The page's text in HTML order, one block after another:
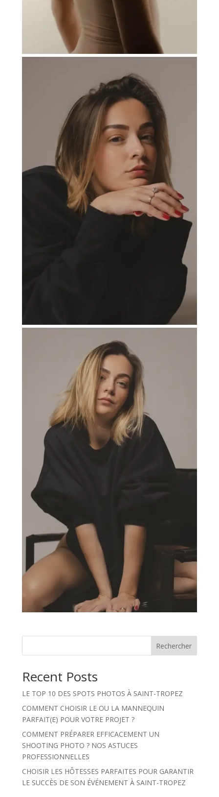
Rechercher
Recent Posts
LE TOP 10 DES SPOTS PHOTOS À SAINT-TROPEZ
COMMENT CHOISIR LE OU LA MANNEQUIN
PARFAIT(E) POUR VOTRE PROJET ?
COMMENT PRÉPARER EFFICACEMENT UN
SHOOTING PHOTO ? NOS ASTUCES
PROFESSIONNELLES
CHOISIR LES HÔTESSES PARFAITES POUR GARANTIR
LE SUCCÈS DE SON ÉVÉNEMENT À SAINT-TROPEZ